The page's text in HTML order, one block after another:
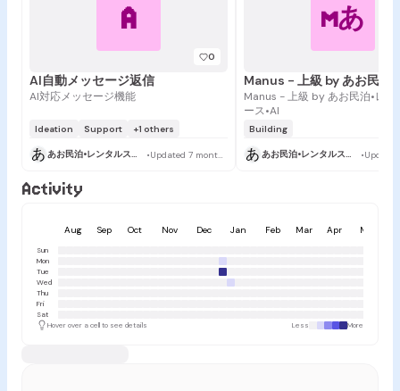
A
0
AI自動メッセージ返信
AI対応メッセージ機能
Ideation Support +1 others
あ あお民泊•レンタルスペース•AI • Updated 7 months ago
Mあ
Manus - 上級 by あお民泊•レン
ース•AI
Building
あ あお民泊•レンタルスペース•AI •
Activity
Aug Sep Oct Nov Dec Jan Feb Mar Apr May
Sun
Mon
Tue
Wed
Thu
Fri
Sat
Hover over a cell to see details
Less More